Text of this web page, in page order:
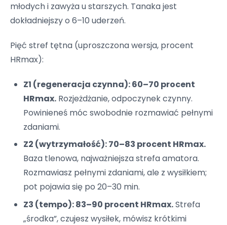
młodych i zawyża u starszych. Tanaka jest
dokładniejszy o 6–10 uderzeń.
Pięć stref tętna (uproszczona wersja, procent
HRmax):
Z1 (regeneracja czynna): 60–70 procent
HRmax.Rozjeżdżanie, odpoczynek czynny.
Powinieneś móc swobodnie rozmawiać pełnymi
zdaniami.
Z2 (wytrzymałość): 70–83 procent HRmax.
Baza tlenowa, najważniejsza strefa amatora.
Rozmawiasz pełnymi zdaniami, ale z wysiłkiem;
pot pojawia się po 20–30 min.
Z3 (tempo): 83–90 procent HRmax.Strefa
„środka”, czujesz wysiłek, mówisz krótkimi